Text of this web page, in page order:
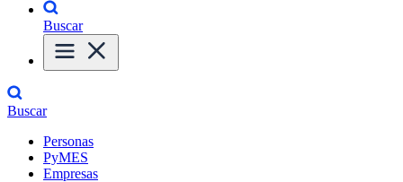
Buscar
Buscar
Personas
PyMES
Empresas